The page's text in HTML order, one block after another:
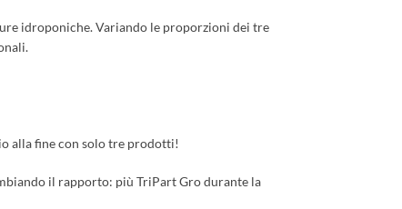
idroponiche. Variando le proporzioni dei tre
alla fine con solo tre prodotti!
il rapporto: più TriPart Gro durante la